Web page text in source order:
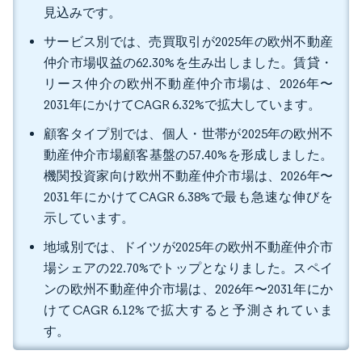
見込みです。
サービス別では、売買取引が2025年の欧州不動産
仲介市場収益の62.30%を生み出しました。賃貸・
リース仲介の欧州不動産仲介市場は、2026年〜
2031年にかけてCAGR 6.32%で拡大しています。
顧客タイプ別では、個人・世帯が2025年の欧州不
動産仲介市場顧客基盤の57.40%を形成しました。
機関投資家向け欧州不動産仲介市場は、2026年〜
2031年にかけてCAGR 6.38%で最も急速な伸びを
示しています。
地域別では、ドイツが2025年の欧州不動産仲介市
場シェアの22.70%でトップとなりました。スペイ
ンの欧州不動産仲介市場は、2026年〜2031年にか
けてCAGR 6.12%で拡大すると予測されていま
す。